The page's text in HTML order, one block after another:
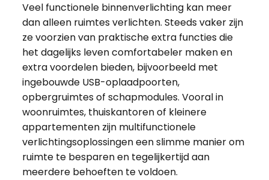
Veel functionele binnenverlichting kan meer
dan alleen ruimtes verlichten. Steeds vaker zijn
ze voorzien van praktische extra functies die
het dagelijks leven comfortabeler maken en
extra voordelen bieden, bijvoorbeeld met
ingebouwde USB-oplaadpoorten,
opbergruimtes of schapmodules. Vooral in
woonruimtes, thuiskantoren of kleinere
appartementen zijn multifunctionele
verlichtingsoplossingen een slimme manier om
ruimte te besparen en tegelijkertijd aan
meerdere behoeften te voldoen.